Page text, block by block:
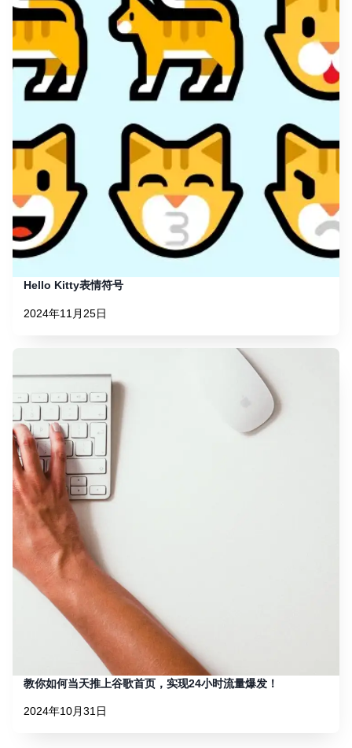
Hello Kitty表情符号
2024年11月25日
教你如何当天推上谷歌首页，实现24小时流量爆发！
2024年10月31日